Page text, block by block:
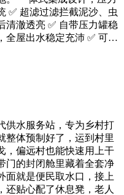
✅ 超滤过滤拦截泥沙、虫
清澈透亮 ✅ 自带压力罐稳
全屋出水稳定充沛 ✅ 可…
供水服务站，专为乡村打
整体预制好了，运到村里
，偏远村也能快速用上干
门的封闭舱里藏着全套净
面就是便民取水口，接上
还贴心配了休息凳，老人